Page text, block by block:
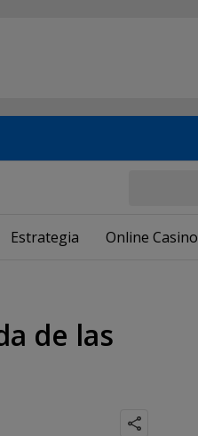
Estrategia Online Casino
de las